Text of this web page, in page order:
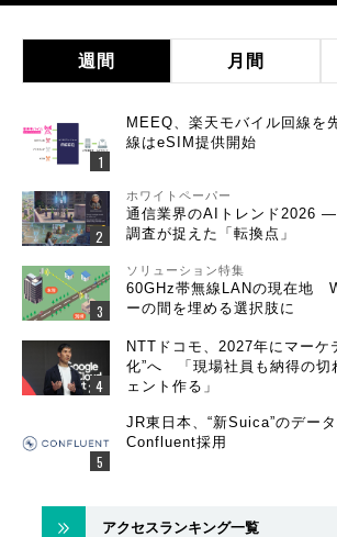
週間 月間
MEEQ、楽天モバイル回線
線はeSIM提供開始
ホワイトペーパー
通信業界のAIトレンド2026
調査が捉えた「転換点」
ソリューション特集
60GHz帯無線LANの現在地
ーの間を埋める選択肢に
NTTドコモ、2027年にマーケ
化”へ 「現場社員も納得の切
ェント作る」
JR東日本、“新Suica”のデー
Confluent採用
アクセスランキング一覧